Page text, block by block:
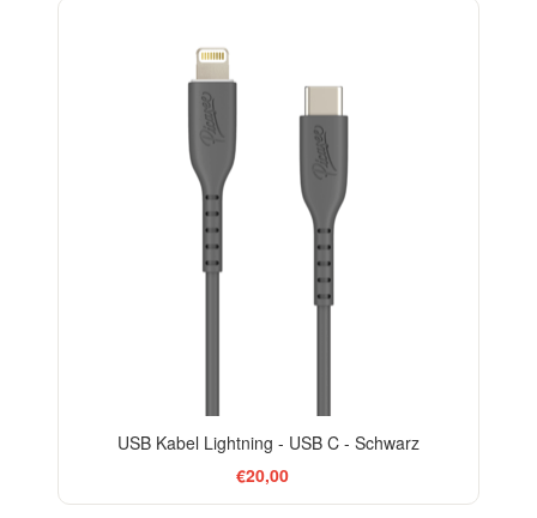
USB Kabel Lightning - USB C - Schwarz
€20,00